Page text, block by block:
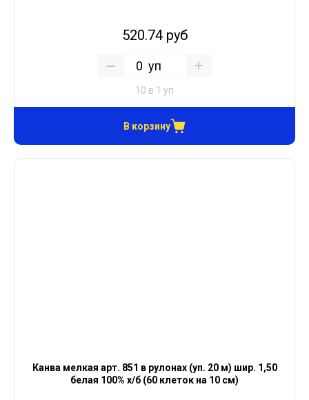
520.74 руб
уп
10 в 1 уп
В корзину
Канва мелкая арт. 851 в рулонах (уп. 20 м) шир. 1,50
белая 100% х/б (60 клеток на 10 см)